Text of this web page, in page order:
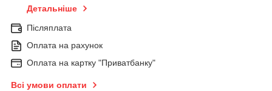
Детальніше
Післяплата
Оплата на рахунок
Оплата на картку "Приватбанку"
Всі умови оплати